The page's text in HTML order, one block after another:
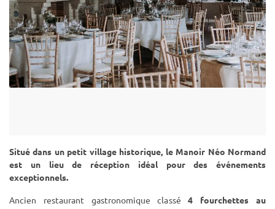
Situé dans un petit village historique, le Manoir Néo Normand
est un lieu de réception idéal pour des événements
exceptionnels.
Ancien restaurant gastronomique classé4 fourchettes au